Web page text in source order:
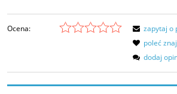
Ocena:
zapytaj o
poleć
dodaj